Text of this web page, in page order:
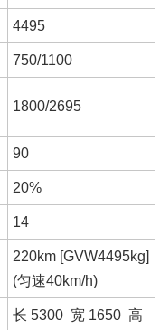
4495
750/1100
1800/2695
90
20%
14
220km [GVW4495kg]
(匀速40km/h)
长 5300 宽 1650 高